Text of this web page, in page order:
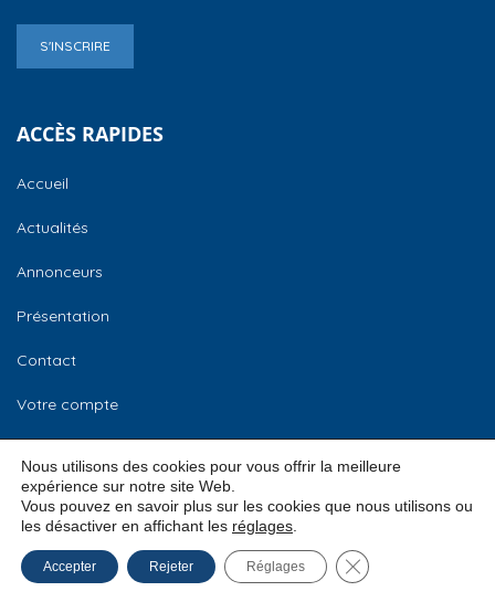
S'INSCRIRE
ACCÈS RAPIDES
Accueil
Actualités
Annonceurs
Présentation
Contact
Votre compte
Mentions légales
Conditions Générales d’Utilisation
© 2026CCI Normandie –
Bourse des locaux
Nous utilisons des cookies pour vous offrir la meilleure
expérience sur notre site Web.
Vous pouvez en savoir plus sur les cookies que nous utilisons ou
les désactiver en affichant les réglages
Accepter Rejeter Réglages Fermer la bannière